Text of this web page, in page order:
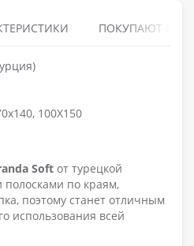
ПОКУПАЮТ
100X150
Soft от турецкой
полосками по краям,
поэтому станет отличным
использования всей